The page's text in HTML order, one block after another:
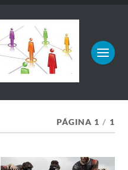
PÁGINA 1 / 1